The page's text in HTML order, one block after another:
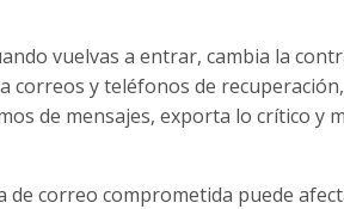
vuelvas a entrar, cambia la
correos y teléfonos de
de mensajes, exporta lo crítico y
correo comprometida puede